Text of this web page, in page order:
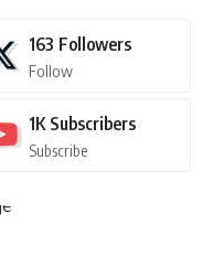
163 Followers
Follow
1K Subscribers
Subscribe